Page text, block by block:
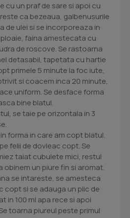
cu un praf de sare si apoi cu
ca bezeaua, galbenusurile
de ulei si se incorporeaza in
faina amestecata cu
de roscove. Se rastoarna
detasabil, tapetata cu hartie
primele 5 minute la foc iute,
si coacem inca 20 minute,
uniform. Se desface forma
bine blatul.
se taie pe orizontala in 3
forma in care am copt blatul.
felii de dovleac copt. Se
taiat cubulete mici, restul
obinem un piure fin si aromat.
se intareste, se amesteca
copt si se adauga un plic de
in 100 ml apa rece si apoi
toarna piureul peste primul